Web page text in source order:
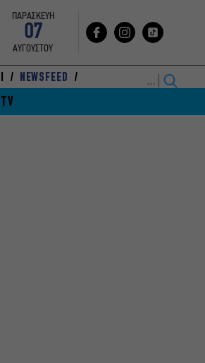
ΠΑΡΑΣΚΕΥΗ
07
ΑΥΓΟΥΣΤΟΥ
NEWSFEED
TV